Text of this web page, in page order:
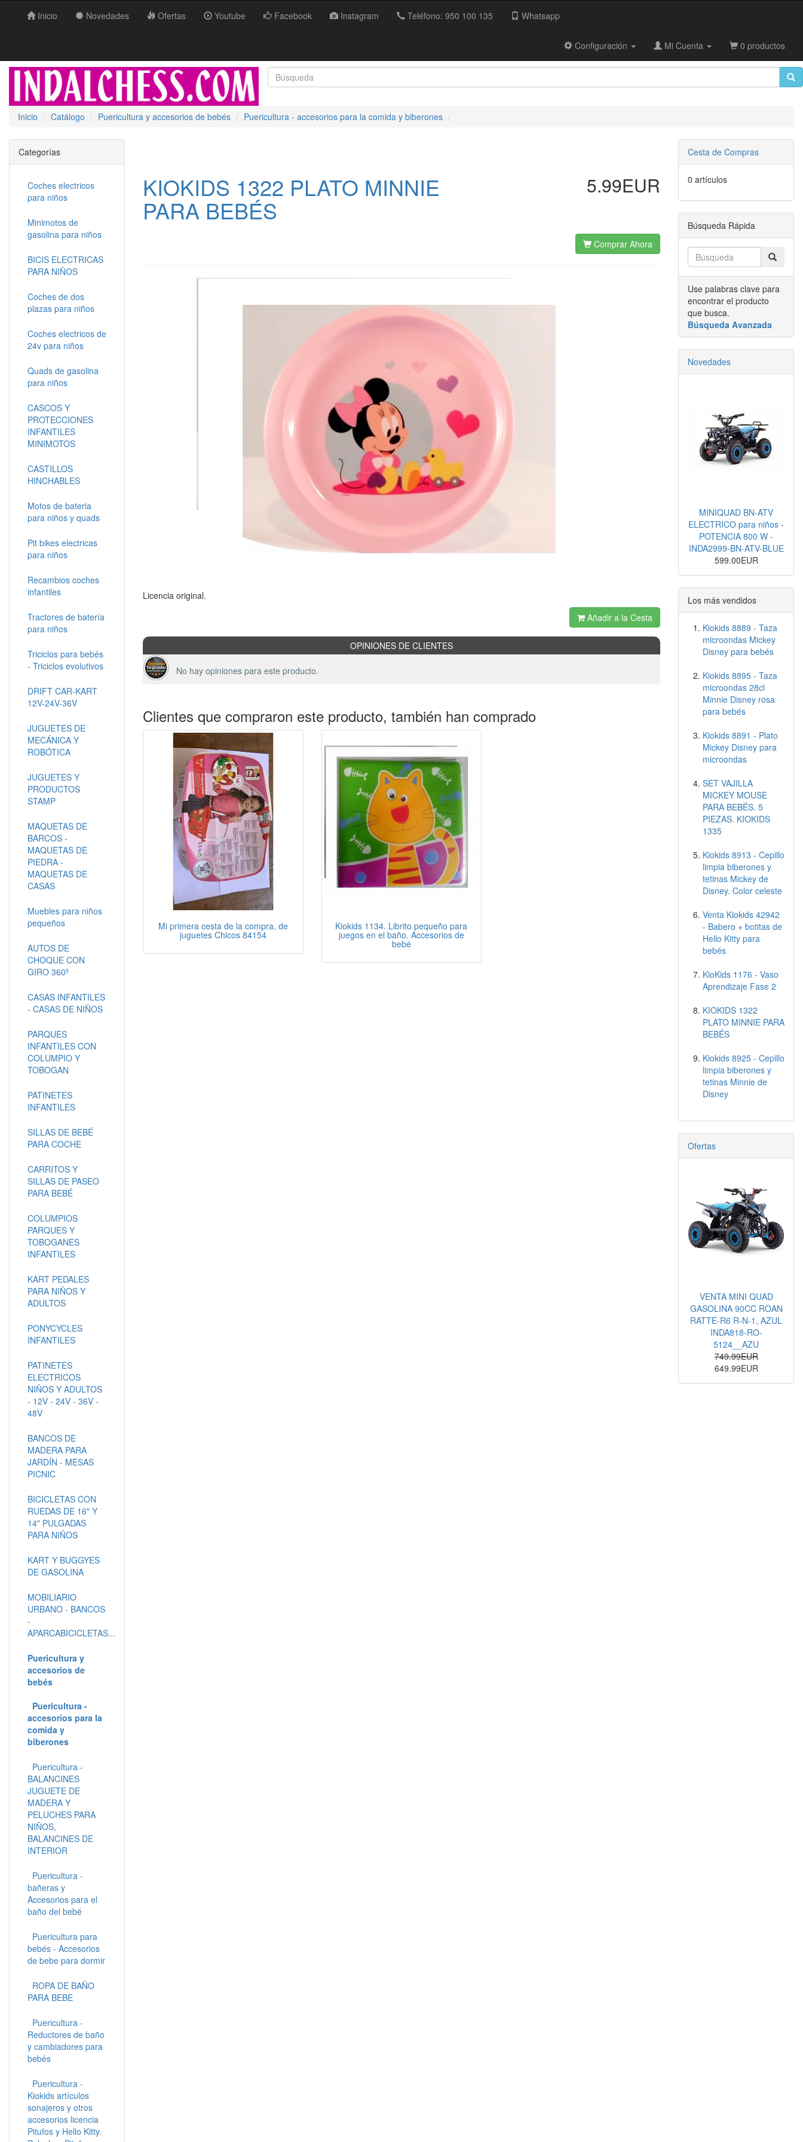
Inicio Novedades Ofertas Youtube Facebook Instagram Teléfono: 950 100 135 Whatsapp
Configuración Mi Cuenta 0 productos
Inicio Catálogo Puericultura y accesorios de bebés Puericultura - accesorios para la comida y biberones
KIOKIDS 1322 PLATO MINNIE
PARA BEBÉS
5.99EUR
Comprar Ahora
Licencia original.
Añadir a la Cesta
OPINIONES DE CLIENTES
No hay opiniones para este producto.
Clientes que compraron este producto, también han comprado
Mi primera cesta de la compra, de
juguetes Chicos 84154
Kiokids 1134. Librito pequeño para
juegos en el baño. Accesorios de
bebé
Categorías
Coches electricos
para niños
Minimotos de
gasolina para niños
BICIS ELECTRICAS
PARA NIÑOS
Coches de dos
plazas para niños
Coches electricos de
24v para niños
Quads de gasolina
para niños
CASCOS Y
PROTECCIONES
INFANTILES
MINIMOTOS
CASTILLOS
HINCHABLES
Motos de bateria
para niños y quads
Pit bikes electricas
para niños
Recambios coches
infantiles
Tractores de batería
para niños
Triciclos para bebés
- Triciclos evolutivos
DRIFT CAR-KART
12V-24V-36V
JUGUETES DE
MECÁNICA Y
ROBÓTICA
JUGUETES Y
PRODUCTOS
STAMP
MAQUETAS DE
BARCOS -
MAQUETAS DE
PIEDRA -
MAQUETAS DE
CASAS
Muebles para niños
pequeños
AUTOS DE
CHOQUE CON
GIRO 360º
CASAS INFANTILES
- CASAS DE NIÑOS
PARQUES
INFANTILES CON
COLUMPIO Y
TOBOGAN
PATINETES
INFANTILES
SILLAS DE BEBÉ
PARA COCHE
CARRITOS Y
SILLAS DE PASEO
PARA BEBÉ
COLUMPIOS
PARQUES Y
TOBOGANES
INFANTILES
KART PEDALES
PARA NIÑOS Y
ADULTOS
PONYCYCLES
INFANTILES
PATINETES
ELECTRICOS
NIÑOS Y ADULTOS
- 12V - 24V - 36V -
48V
BANCOS DE
MADERA PARA
JARDÍN - MESAS
PICNIC
BICICLETAS CON
RUEDAS DE 16" Y
14" PULGADAS
PARA NIÑOS
KART Y BUGGYES
DE GASOLINA
MOBILIARIO
URBANO - BANCOS
-
APARCABICICLETAS...
Puericultura y
accesorios de
bebés
Puericultura -
accesorios para la
comida y
biberones
Puericultura -
BALANCINES
JUGUETE DE
MADERA Y
PELUCHES PARA
NIÑOS,
BALANCINES DE
INTERIOR
Puericultura -
bañeras y
Accesorios para el
baño del bebé
Puericultura para
bebés - Accesorios
de bebe para dormir
ROPA DE BAÑO
PARA BEBE
Puericultura -
Reductores de baño
y cambiadores para
bebés
Puericultura -
Kiokids artículos
sonajeros y otros
accesorios licencia
Pitufos y Hello Kitty.
Cesta de Compras
0 artículos
Búsqueda Rápida
Use palabras clave para
encontrar el producto
que busca.
Búsqueda Avanzada
Novedades
MINIQUAD BN-ATV
ELECTRICO para niños -
POTENCIA 800 W -
INDA2999-BN-ATV-BLUE
599.00EUR
Los más vendidos
Kiokids 8889 - Taza
microondas Mickey
Disney para bebés
Kiokids 8895 - Taza
microondas 28cl
Minnie Disney rosa
para bebés
Kiokids 8891 - Plato
Mickey Disney para
microondas
SET VAJILLA
MICKEY MOUSE
PARA BEBÉS. 5
PIEZAS. KIOKIDS
1335
Kiokids 8913 - Cepillo
limpia biberones y
tetinas Mickey de
Disney. Color celeste
Venta Kiokids 42942
- Babero + botitas de
Hello Kitty para
bebés
KioKids 1176 - Vaso
Aprendizaje Fase 2
KIOKIDS 1322
PLATO MINNIE PARA
BEBÉS
Kiokids 8925 - Cepillo
limpia biberones y
tetinas Minnie de
Disney
Ofertas
VENTA MINI QUAD
GASOLINA 90CC ROAN
RATTE-R6 R-N-1, AZUL
INDA818-RO-
5124__AZU
749.99EUR
649.99EUR